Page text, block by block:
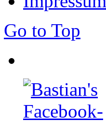
Go to Top